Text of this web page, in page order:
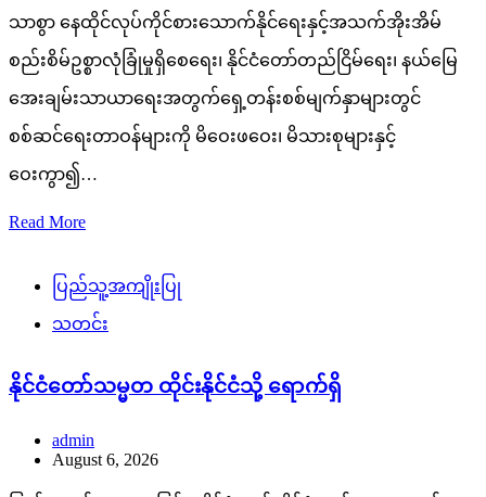
သာစွာ နေထိုင်လုပ်ကိုင်စားသောက်နိုင်ရေးနှင့်အသက်အိုးအိမ်
စည်းစိမ်ဥစ္စာလုံခြုံမှုရှိစေရေး၊ နိုင်ငံတော်တည်ငြိမ်ရေး၊ နယ်မြေ
အေးချမ်းသာယာရေးအတွက်ရှေ့တန်းစစ်မျက်နှာများတွင်
စစ်ဆင်ရေးတာဝန်များကို မိဝေးဖဝေး၊ မိသားစုများနှင့်
ဝေးကွာ၍…
Read More
ပြည်သူ့အကျိုးပြု
သတင်း
နိုင်ငံတော်သမ္မတ ထိုင်းနိုင်ငံသို့ ရောက်ရှိ
admin
August 6, 2026